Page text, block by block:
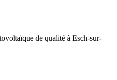
de qualité à Esch-sur-